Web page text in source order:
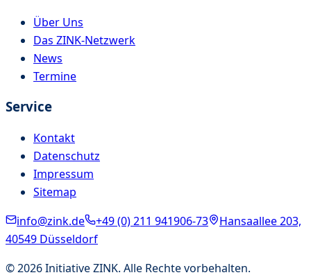
Über Uns
Das ZINK-Netzwerk
News
Termine
Service
Kontakt
Datenschutz
Impressum
Sitemap
info@zink.de
+49 (0) 211 941906-73
Hansaallee 203,
40549 Düsseldorf
©2026Initiative ZINK. Alle Rechte vorbehalten.